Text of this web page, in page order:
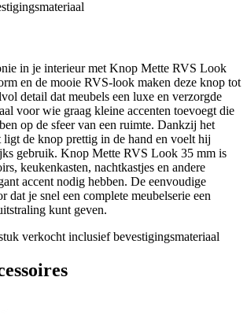
in je interieur met Knop Mette RVS Look
en de mooie RVS-look maken deze knop tot
detail dat meubels een luxe en verzorgde
voor wie graag kleine accenten toevoegt die
op de sfeer van een ruimte. Dankzij het
ligt de knop prettig in de hand en voelt hij
gebruik. Knop Mette RVS Look 35 mm is
keukenkasten, nachtkastjes en andere
accent nodig hebben. De eenvoudige
dat je snel een complete meubelserie een
kunt geven.
verkocht inclusief bevestigingsmateriaal